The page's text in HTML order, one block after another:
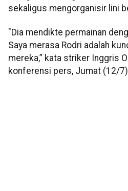
sekaligus mengorganisir lini
"Dia mendikte permainan
Saya merasa Rodri adalah
mereka,” kata striker Inggris
konferensi pers, Jumat (12/